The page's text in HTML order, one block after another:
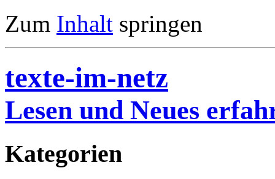
Zum Inhalt springen
texte-im-netz
Lesen und Neues
Kategorien